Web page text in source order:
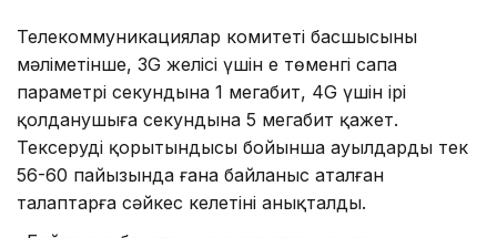
Телекоммуникациялар комитеті басшысының
мәліметінше, 3G желісі үшін ең төменгі сапа
параметрі секундына 1 мегабит, 4G үшін ірі
қолданушыға секундына 5 мегабит қажет.
Тексерудің қорытындысы бойынша ауылдардың тек
56-60 пайызында ғана байланыс аталған
талаптарға сәйкес келетіні анықталды.